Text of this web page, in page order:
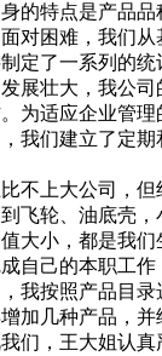
的特点是产品
对困难，我们
定了一系列的
展壮大，我公
为适应企业管
我们建立了定
不上大公司，
飞轮、油底壳
大小，都是我
自己的本职工作
我按照产品目
加几种产品，
们，王大姐认